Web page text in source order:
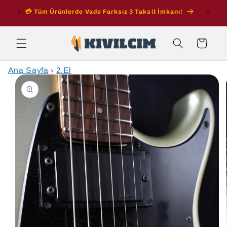
İçeriğe
atla
💳 Tüm Ürünlerde Vade Farksız 3 Taksit İmkanı!
Sepet
Ana Sayfa › 2.El
Ürün
bilgisine
atla